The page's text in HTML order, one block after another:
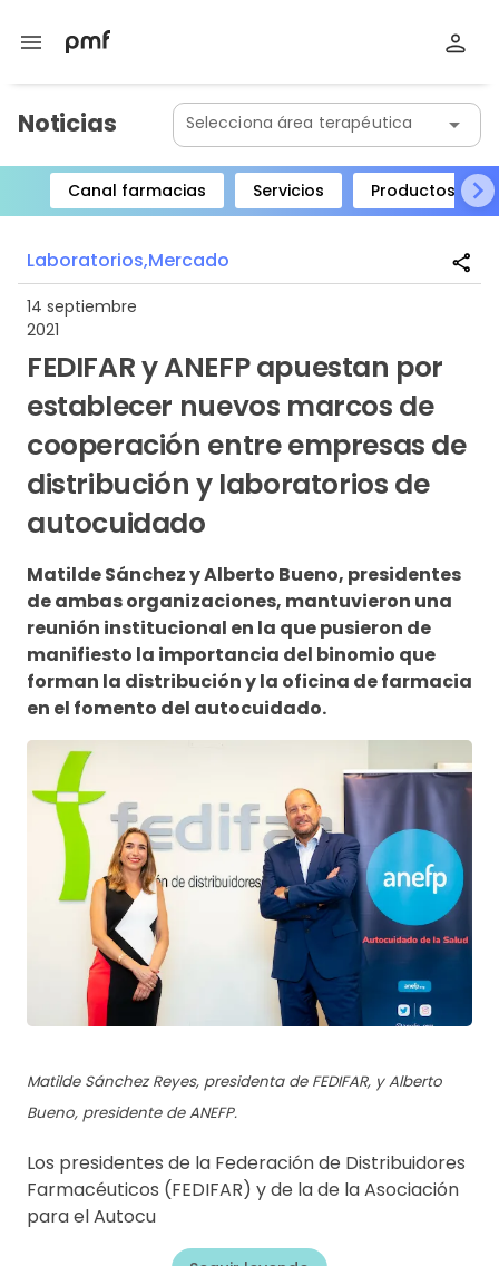
menu
Noticias Selecciona área terapéutica arrow_drop_down
Canal farmacias Servicios
Productos
Item
of
8
Laboratorios,Mercado share
14 septiembre
2021
FEDIFAR y ANEFP apuestan por
establecer nuevos marcos de
cooperación entre empresas de
distribución y laboratorios de
autocuidado
Matilde Sánchez y Alberto Bueno, presidentes
de ambas organizaciones, mantuvieron una
reunión institucional en la que pusieron de
manifiesto la importancia del binomio que
forman la distribución y la oficina de farmacia
en el fomento del autocuidado.
Matilde Sánchez Reyes, presidenta de FEDIFAR, y Alberto
Bueno, presidente de ANEFP.
Los presidentes de la Federación de Distribuidores
Farmacéuticos (FEDIFAR) y de la de la Asociación
para el Autocu